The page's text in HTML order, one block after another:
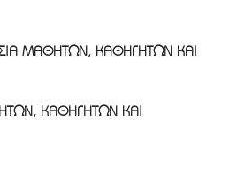
ΜΑΘΗΤΩΝ, ΚΑΘΗΓΗΤΩΝ ΚΑΙ
ΚΑΘΗΓΗΤΩΝ ΚΑΙ